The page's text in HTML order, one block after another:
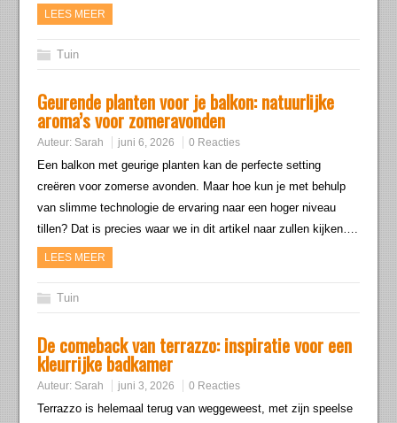
LEES MEER
Tuin
Geurende planten voor je balkon: natuurlijke
aroma’s voor zomeravonden
Auteur: Sarah juni 6, 2026 0 Reacties
Een balkon met geurige planten kan de perfecte setting
creëren voor zomerse avonden. Maar hoe kun je met behulp
van slimme technologie de ervaring naar een hoger niveau
tillen? Dat is precies waar we in dit artikel naar zullen kijken….
LEES MEER
Tuin
De comeback van terrazzo: inspiratie voor een
kleurrijke badkamer
Auteur: Sarah juni 3, 2026 0 Reacties
Terrazzo is helemaal terug van weggeweest, met zijn speelse